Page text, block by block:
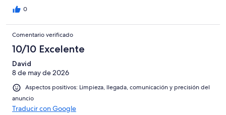
0
Comentario verificado
10/10 Excelente
David
8 de may de 2026
Aspectos positivos: Limpieza, llegada, comunicación y precisión del
anuncio
Traducir con Google